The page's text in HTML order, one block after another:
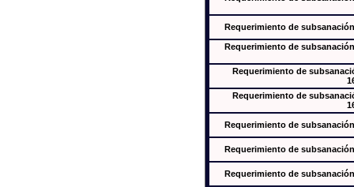
Requerimiento de
Requerimiento de
Requerimiento de
Requerimiento de
Requerimiento de
Requerimiento de
Requerimiento de